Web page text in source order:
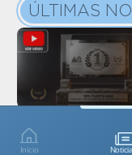
ÚLTIMAS
más Importante del
de la Construcción
Inicio